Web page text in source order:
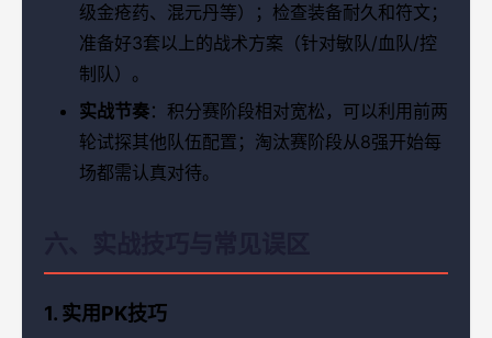
级金疮药、混元丹等）；检查装备耐久和符文；
准备好3套以上的战术方案（针对敏队/血队/控
制队）。
实战节奏：积分赛阶段相对宽松，可以利用前两
轮试探其他队伍配置；淘汰赛阶段从8强开始每
场都需认真对待。
1. 实用PK技巧